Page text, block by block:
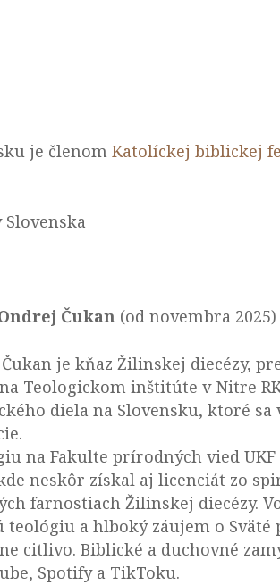
je členom Katolíckej biblickej
Čukan (od novembra 2025)
je kňaz Žilinskej diecézy,
Teologickom inštitúte v Nitre
diela na Slovensku, ktoré
na Fakulte prírodných vied
neskôr získal aj licenciát zo
farnostiach Žilinskej diecézy.
teológiu a hlboký záujem o
citlivo. Biblické a duchovné
Spotify a TikToku.